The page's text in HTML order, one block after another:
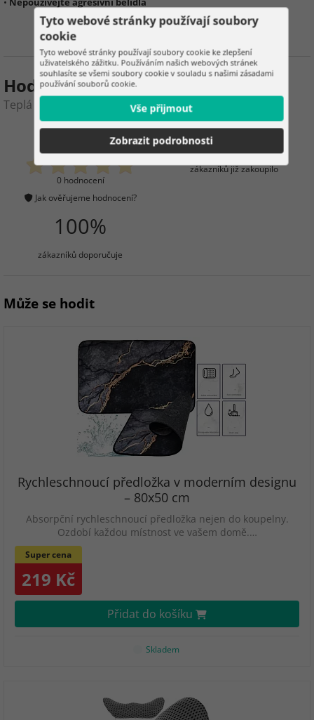
Hodnocení produktu
Teplá sametová bílá deka 160 × 100 cm
0 hodnocení
Jak ověřujeme hodnocení?
zákazníků již zakoupilo
100%
zákazníků doporučuje
Může se hodit
Rychleschnoucí předložka v moderním designu
– 80x50 cm
Absorpční rychleschnoucí předložka nejen do koupelny.
Ozdobí každou místnost ve vašem domě.…
Super cena
219 Kč
Přidat do košíku
Skladem
Tyto webové stránky používají soubory
cookie
Tyto webové stránky používají soubory cookie ke zlepšení
uživatelského zážitku. Používáním našich webových stránek
souhlasíte se všemi soubory cookie v souladu s našimi zásadami
používání souborů cookie.
Vše přijmout
Zobrazit podrobnosti